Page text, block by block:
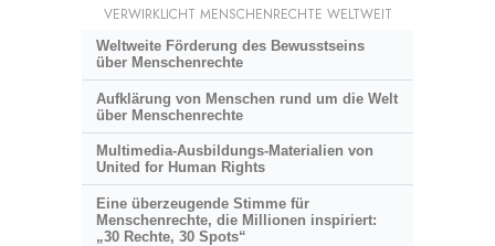
VERWIRKLICHT MENSCHENRECHTE WELTWEIT
Weltweite Förderung des Bewusstseins
über Menschenrechte
Aufklärung von Menschen rund um die Welt
über Menschenrechte
Multimedia-Ausbildungs-Materialien von
United for Human Rights
Eine überzeugende Stimme für
Menschenrechte, die Millionen inspiriert:
„30 Rechte, 30 Spots“